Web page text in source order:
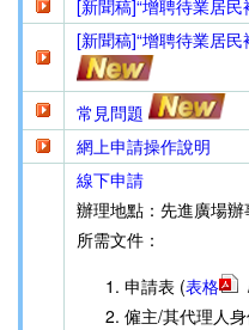
[新聞稿]“增聘待業居
[新聞稿]“增聘待業居
常見問題
網上申請操作說明
線下申請
辦理地點：先進廣場
所需文件：
申請表 (表格
僱主/其代理人